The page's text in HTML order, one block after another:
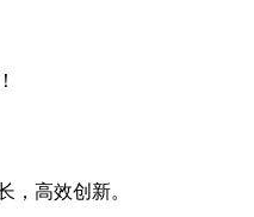
，高效创新。